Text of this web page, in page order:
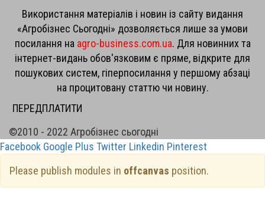
Використання матеріалів і новин із сайту видання
«Агробізнес Сьогодні» дозволяється лише за умови
посилання на agro-business.com.ua. Для новинних та
інтернет-видань обов'язковим є пряме, відкрите для
пошукових систем, гіперпосилання у першому абзаці
на процитовану статтю чи новину.
ПЕРЕДПЛАТИТИ
©2010 - 2022 Агробізнес сьогодні
Facebook Google Plus Twitter Linkedin Pinterest
Please publish modules in offcanvas position.